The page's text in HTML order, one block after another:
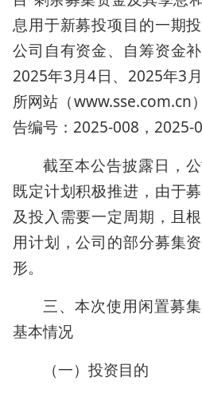
息用于新募投项目的一期
公司自有资金、自筹资金
2025年3月4日、2025年3
所网站（www.sse.com.cn
告编号：2025-008，2025-
截至本公告披露日，
既定计划积极推进，由于
及投入需要一定周期，且
用计划，公司的部分募集
形。
三、本次使用闲置募
基本情况
（一）投资目的